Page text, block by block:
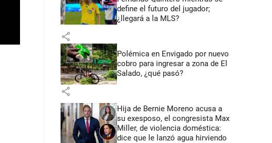
define el futuro del jugador;
¿llegará a la MLS?
share
Polémica en Envigado por nuevo
cobro para ingresar a zona de El
Salado, ¿qué pasó?
share
Hija de Bernie Moreno acusa a
su exesposo, el congresista Max
Miller, de violencia doméstica:
dice que le lanzó agua hirviendo